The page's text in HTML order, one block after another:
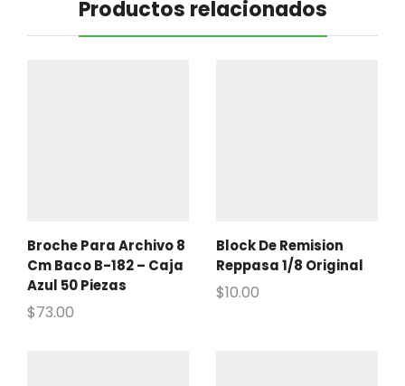
Productos relacionados
Broche Para Archivo 8
Cm Baco B-182 – Caja
Azul 50 Piezas
$73.00
Block De Remision
Reppasa 1/8 Original
$10.00